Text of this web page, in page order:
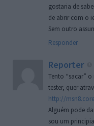
gostaria de
de abrir com o
Sem outro
Responder
Reporter
Tento “sacar”
tester, quer
http://
Alguém pode
sou um